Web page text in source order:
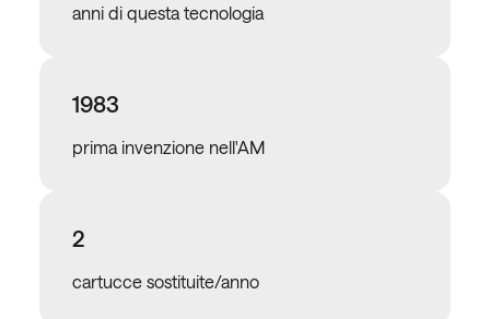
anni di questa tecnologia
1983
prima invenzione nell'AM
2
cartucce sostituite/anno